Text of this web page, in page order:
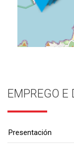
EMPREGO E
Presentación